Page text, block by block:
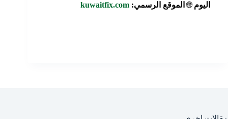
اليوم🌐 الموقع الرسمي: kuwaitfix.com